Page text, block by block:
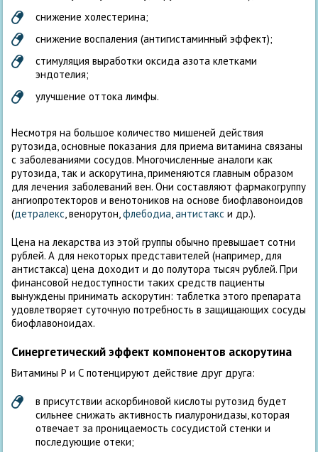
снижение холестерина;
снижение воспаления (антигистаминный эффект);
стимуляция выработки оксида азота клетками
эндотелия;
улучшение оттока лимфы.
Несмотря на большое количество мишеней действия
рутозида, основные показания для приема витамина связаны
с заболеваниями сосудов. Многочисленные аналоги как
рутозида, так и аскорутина, применяются главным образом
для лечения заболеваний вен. Они составляют фармакогруппу
ангиопротекторов и венотоников на основе биофлавоноидов
(детралекс, венорутон,флебодиа,антистакс и др.).
Цена на лекарства из этой группы обычно превышает сотни
рублей. А для некоторых представителей (например, для
антистакса) цена доходит и до полутора тысяч рублей. При
финансовой недоступности таких средств пациенты
вынуждены принимать аскорутин: таблетка этого препарата
удовлетворяет суточную потребность в защищающих сосуды
биофлавоноидах.
Синергетический эффект компонентов аскорутина
Витамины Р и С потенцируют действие друг друга:
в присутствии аскорбиновой кислоты рутозид будет
сильнее снижать активность гиалуронидазы, которая
отвечает за проницаемость сосудистой стенки и
последующие отеки;